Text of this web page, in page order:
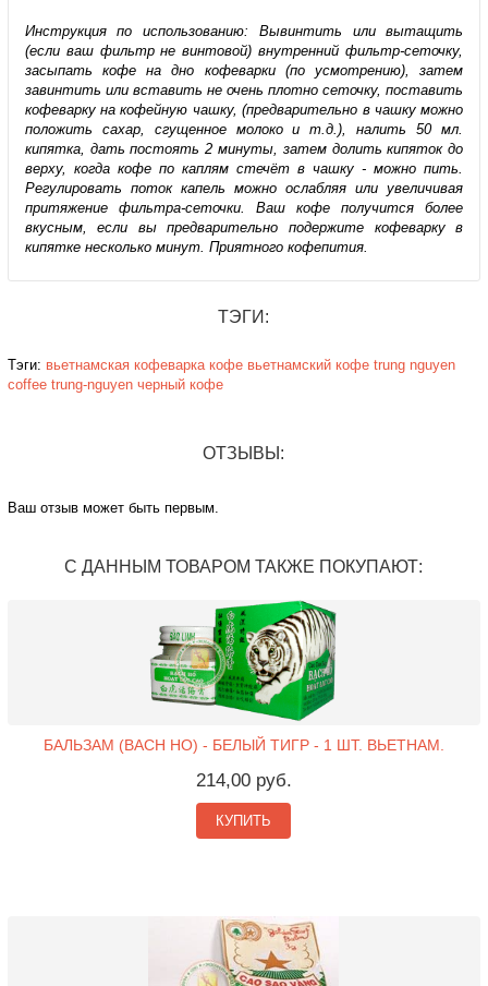
Инструкция по использованию: Вывинтить или вытащить
(если ваш фильтр не винтовой) внутренний фильтр-сеточку,
засыпать кофе на дно кофеварки (по усмотрению), затем
завинтить или вставить не очень плотно сеточку, поставить
кофеварку на кофейную чашку, (предварительно в чашку можно
положить сахар, сгущенное молоко и т.д.), налить 50 мл.
кипятка, дать постоять 2 минуты, затем долить кипяток до
верху, когда кофе по каплям стечёт в чашку - можно пить.
Регулировать поток капель можно ослабляя или увеличивая
притяжение фильтра-сеточки. Ваш кофе получится более
вкусным, если вы предварительно подержите кофеварку в
кипятке несколько минут. Приятного кофепития.
ТЭГИ:
Тэги: вьетнамская кофеварка кофе вьетнамский кофе trung nguyen
coffee trung-nguyen черный кофе
ОТЗЫВЫ:
Ваш отзыв может быть первым.
С ДАННЫМ ТОВАРОМ ТАКЖЕ ПОКУПАЮТ:
БАЛЬЗАМ (BACH HO) - БЕЛЫЙ ТИГР - 1 ШТ. ВЬЕТНАМ.
214,00 руб.
КУПИТЬ